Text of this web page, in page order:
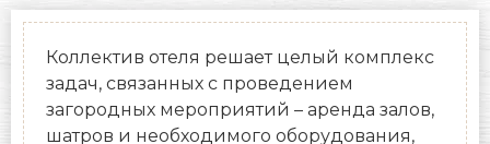
Коллектив отеля решает целый комплекс
задач, связанных с проведением
загородных мероприятий – аренда залов,
шатров и необходимого оборудования,